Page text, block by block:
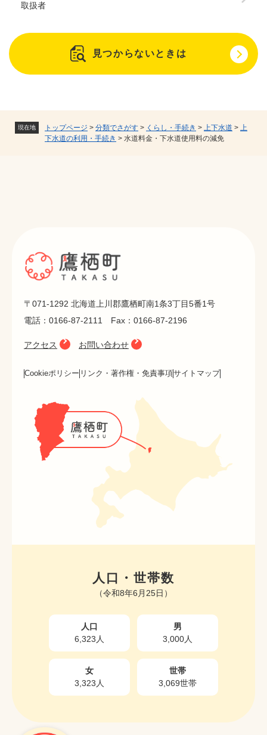
現在地 トップページ > 分類でさがす > くらし・手続き > 上下水道 > 上
下水道の利用・手続き > 水道料金・下水道使用料の減免
取扱者
見つからないときは
〒071-1292 北海道上川郡鷹栖町南1条3丁目5番1号
電話：0166-87-2111 Fax：0166-87-2196
アクセス お問い合わせ
Cookieポリシー リンク・著作権・免責事項サイトマップ
人口・世帯数
（令和8年6月25日）
人口
6,323人
男
3,000人
女
3,323人
世帯
3,069世帯